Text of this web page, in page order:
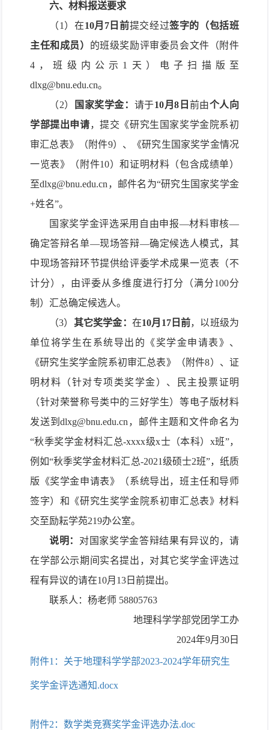
六、材料报送要求
（1）在10月7日前提交经过签字的（包括班
主任和成员） 的班级奖励评审委员会文件（附件
4，班级内公示1天）电子扫描版至
dlxg@bnu.edu.cn。
（2）
国家奖学金： 请于10月8日 前由个人向
学部提出申请，提交《研究生国家奖学金院系初
审汇总表》（附件9）、《研究生国家奖学金情况
一览表》（附件10）和证明材料（包含成绩单）
至dlxg@bnu.edu.cn，邮件名为“研究生国家奖学金
+姓名”。
国家奖学金评选采用自由申报—材料审核—
确定答辩名单—现场答辩—确定候选人模式，其
中现场答辩环节提供给评委学术成果一览表（不
计分），由评委从多维度进行打分（满分100分
制）汇总确定候选人。
（3） 其它奖学金： 在10月17日前，以班级为
单位将学生在系统导出的《奖学金申请表》、
《研究生奖学金院系初审汇总表》（附件8）、证
明材料（针对专项类奖学金）、民主投票证明
（针对荣誉称号类中的三好学生）等电子版材料
发送到dlxg@bnu.edu.cn，邮件主题和文件命名为
“秋季奖学金材料汇总-xxxx级x士（本科）x班”，
例如“秋季奖学金材料汇总-2021级硕士2班”，纸质
版《奖学金申请表》（系统导出，班主任和导师
签字）和《研究生奖学金院系初审汇总表》材料
交至励耘学苑219办公室。
说明： 对国家奖学金答辩结果有异议的，请
在学部公示期间实名提出，对其它奖学金评选过
程有异议的请在10月13日前提出。
联系人：杨老师 58805763
地理科学学部党团学工办
2024年9月30日
附件1：关于地理科学学部2023-2024学年研究生
奖学金评选通知.docx
附件2：数学类竞赛奖学金评选办法.doc